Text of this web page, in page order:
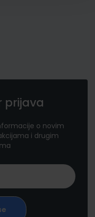
prijava
o novim
i drugim